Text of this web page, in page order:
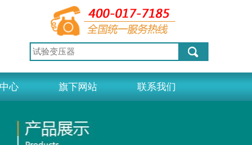
心 旗下网站 联系我们